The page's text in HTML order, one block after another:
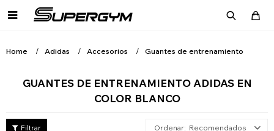

Home Adidas Accesorios Guantes de entrenamiento
GUANTES DE ENTRENAMIENTO ADIDAS EN
COLOR BLANCO
Recomendados